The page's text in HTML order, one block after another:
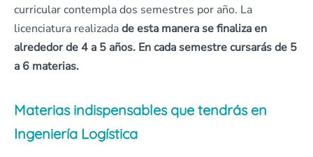
curricular contempla dos semestres por año. La
licenciatura realizadade esta manera se finaliza en
alrededor de 4 a 5 años. En cada semestre cursarás de 5
a 6 materias.
Materias indispensables que tendrás en
Ingeniería Logística